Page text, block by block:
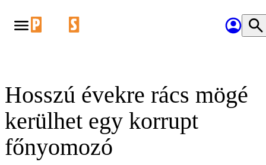
Hosszú évekre rács mögé
kerülhet egy korrupt
főnyomozó